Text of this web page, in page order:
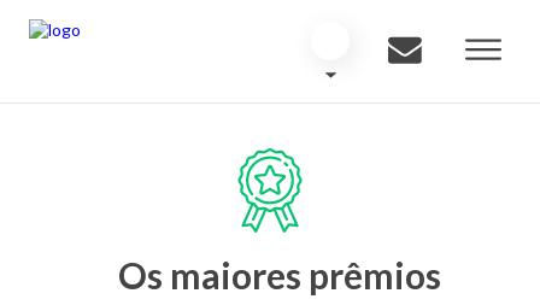
Os maiores prêmios